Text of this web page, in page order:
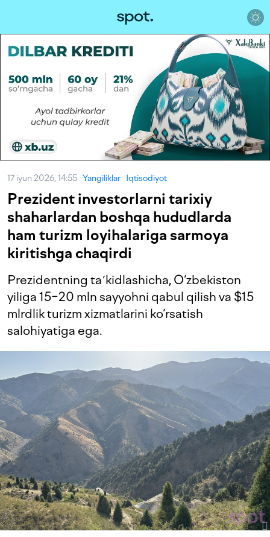
17 iyun 2026, 14:55 Yangiliklar Iqtisodiyot
Prezident investorlarni tarixiy
shaharlardan boshqa hududlarda
ham turizm loyihalariga sarmoya
kiritishga chaqirdi
Prezidentning taʼkidlashicha, O‘zbekiston
yiliga 15−20 mln sayyohni qabul qilish va $15
mlrdlik turizm xizmatlarini ko‘rsatish
salohiyatiga ega.